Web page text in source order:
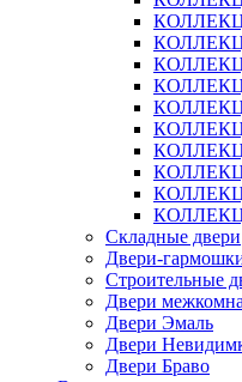
Складные двери
Двери-
Строительные
Двери
Двери Эмаль
Двери
Двери Браво